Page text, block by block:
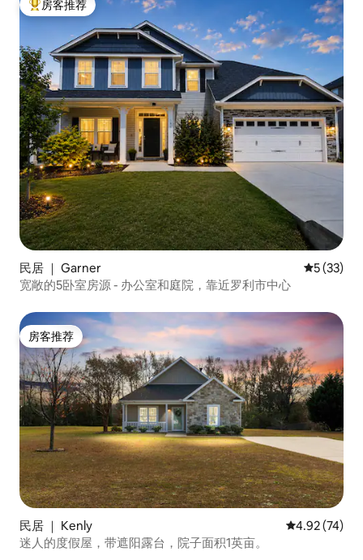
热门「房客推荐」
房客推荐
民居 ｜ Garner 平均评分
5 (33)
宽敞的5卧室房源 - 办公室和庭院，靠近罗利市中心
房客推荐
房客推荐
民居 ｜ Kenly 平均评分
4.92 (74)
迷人的度假屋，带遮阳露台，院子面积1英亩。